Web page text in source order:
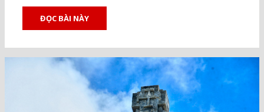
ĐỌC BÀI NÀY